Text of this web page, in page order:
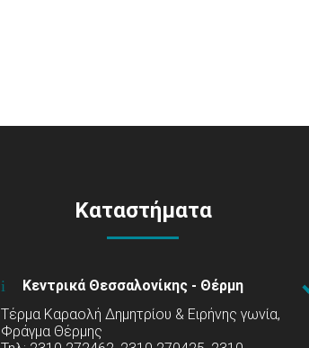
Καταστήματα
Κεντρικά Θεσσαλονίκης - Θέρμη
Τέρμα Καραολή Δημητρίου & Ειρήνης γωνία,
Φράγμα Θέρμης